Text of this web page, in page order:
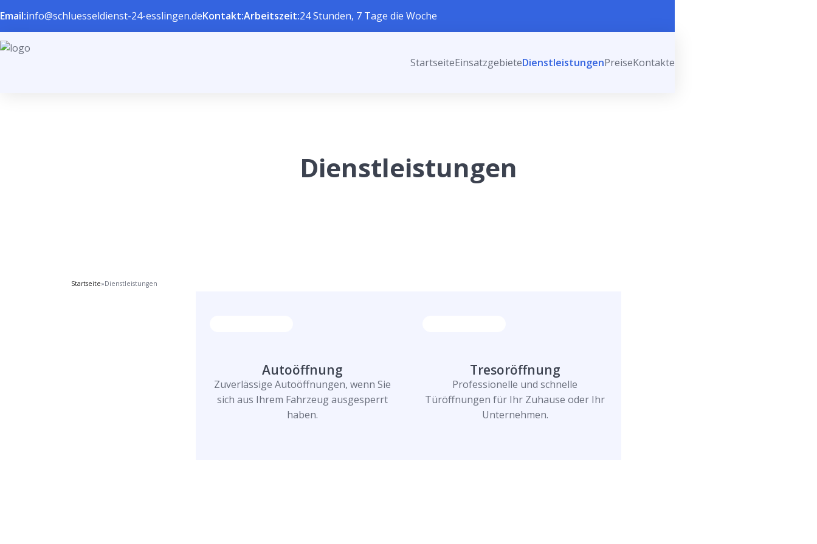
Email:info@schluesseldienst-24-esslingen.deKontakt:Arbeitszeit:24 Stunden, 7 Tage die Woche
StartseiteEinsatzgebieteDienstleistungenPreiseKontakte
Dienstleistungen
Startseite»Dienstleistungen
Autoöffnung
Zuverlässige Autoöffnungen, wenn Sie
sich aus Ihrem Fahrzeug ausgesperrt
haben.
Tresoröffnung
Professionelle und schnelle
Türöffnungen für Ihr Zuhause oder Ihr
Unternehmen.